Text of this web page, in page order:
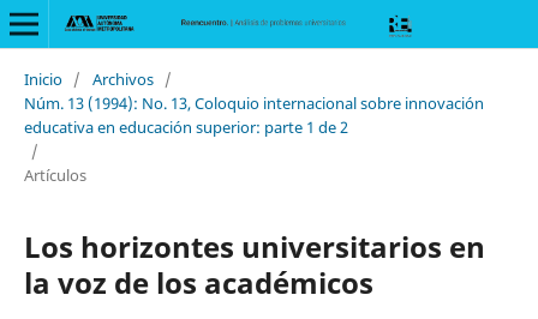
Inicio / Archivos /
Núm. 13 (1994): No. 13, Coloquio internacional sobre innovación
educativa en educación superior: parte 1 de 2
/
Artículos
Los horizontes universitarios en
la voz de los académicos